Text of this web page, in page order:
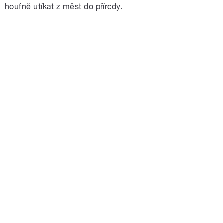
houfně utíkat z měst do přírody.